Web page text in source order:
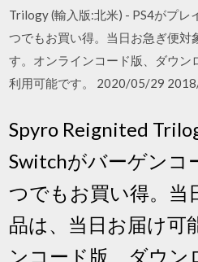
Trilogy (輸入版:北米) - PS4がプレ
つでもお買い得。当日お急ぎ便対
す。オンラインコード版、ダウン
利用可能です。 2020/05/29
Spyro Reignited
Switchがバーゲンコ
つでもお買い得。当
品は、当日お届け可
ンコード版、ダウン